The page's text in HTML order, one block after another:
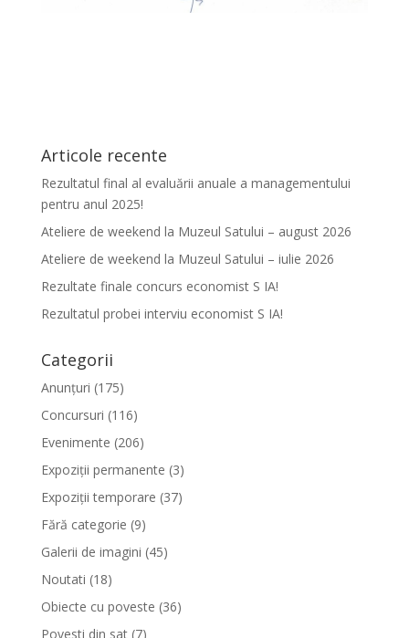
Articole recente
Rezultatul final al evaluării anuale a managementului
pentru anul 2025!
Ateliere de weekend la Muzeul Satului – august 2026
Ateliere de weekend la Muzeul Satului – iulie 2026
Rezultate finale concurs economist S IA!
Rezultatul probei interviu economist S IA!
Categorii
Anunțuri (175)
Concursuri (116)
Evenimente (206)
Expoziții permanente (3)
Expoziții temporare (37)
Fără categorie (9)
Galerii de imagini (45)
Noutati (18)
Obiecte cu poveste (36)
Povesti din sat(7)